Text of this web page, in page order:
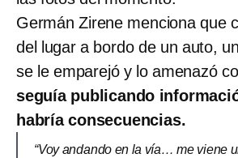
Germán Zirene menciona que
del lugar a bordo de un auto,
se le emparejó y lo amenazó
seguía publicando
habría consecuencias.
“Voy andando en la vía… me viene